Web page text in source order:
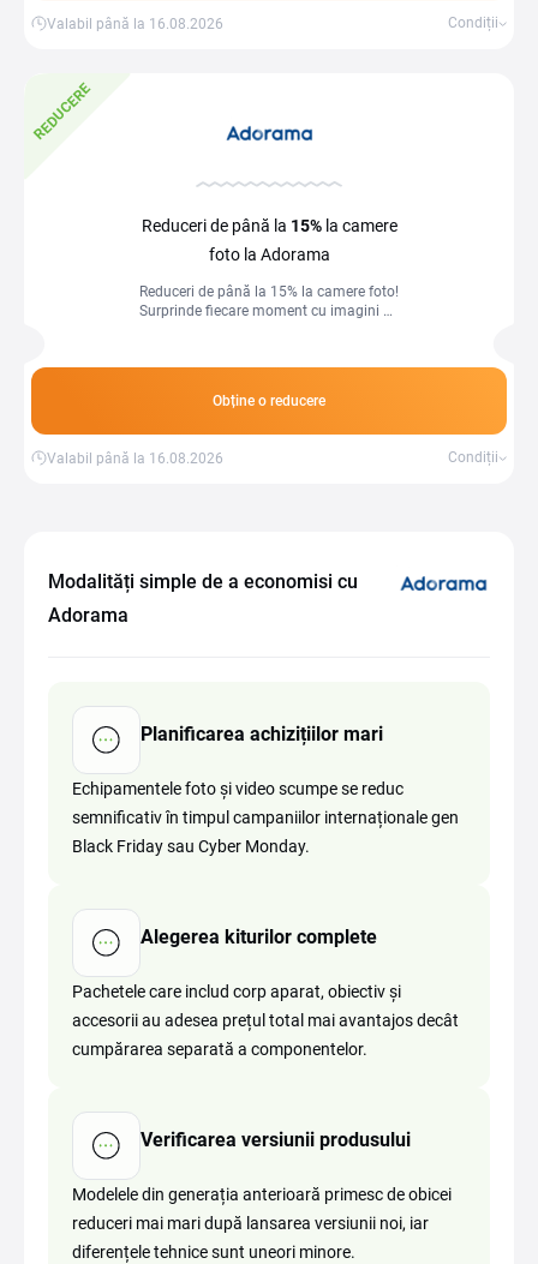
Valabil până la 16.08.2026 Condiții
REDUCERE
Reduceri de până la 15%la camere
foto la Adorama
Reduceri de până la 15% la camere foto!
Surprinde fiecare moment cu imagini de
Obține o reducere
Valabil până la 16.08.2026 Condiții
Modalități simple de a economisi cu
Adorama
Planificarea achizițiilor mari
Echipamentele foto și video scumpe se reduc
semnificativ în timpul campaniilor internaționale gen
Black Friday sau Cyber Monday.
Alegerea kiturilor complete
Pachetele care includ corp aparat, obiectiv și
accesorii au adesea prețul total mai avantajos decât
cumpărarea separată a componentelor.
Verificarea versiunii produsului
Modelele din generația anterioară primesc de obicei
reduceri mai mari după lansarea versiunii noi, iar
diferențele tehnice sunt uneori minore.